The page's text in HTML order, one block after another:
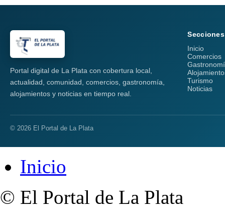
Portal digital de La Plata con cobertura local,
actualidad, comunidad, comercios, gastronomía,
alojamientos y noticias en tiempo real.
Secciones
Inicio
Comercios
Turismo
Noticias
© 2026 El Portal de La Plata
Inicio
© El Portal de La Plata